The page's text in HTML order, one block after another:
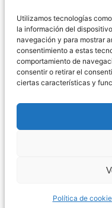
Utilizamos tecnologías
la información del
navegación y para mostrar
consentimiento a estas
comportamiento de
consentir o retirar el
ciertas características y
Política de
Descargo de
Declaración de
Página
PHP Code